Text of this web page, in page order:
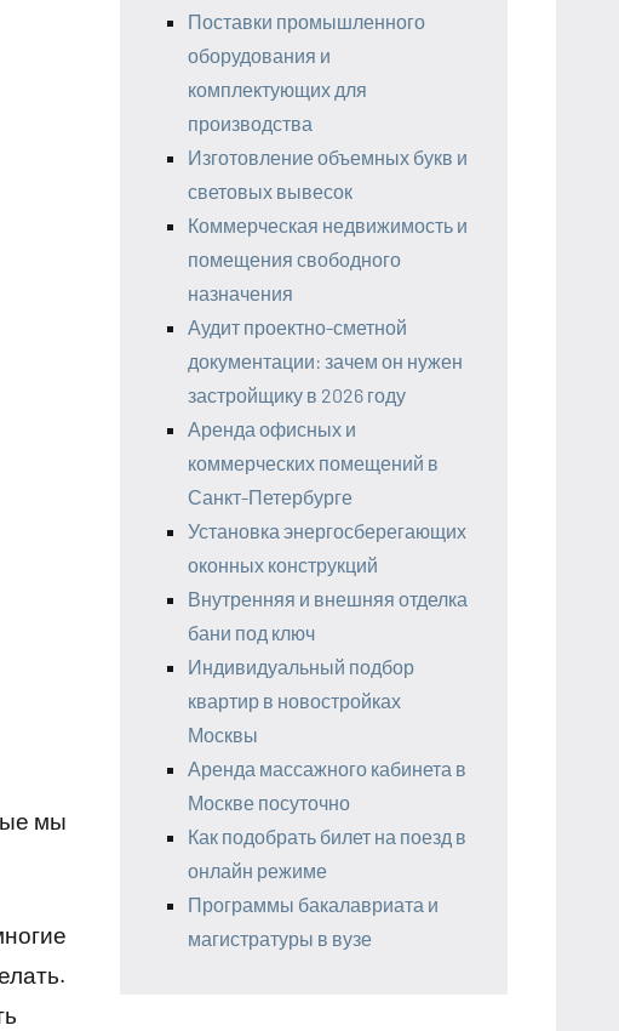
мы
Поставки промышленного
оборудования и
комплектующих для
производства
Изготовление объемных букв и
световых вывесок
Коммерческая недвижимость и
помещения свободного
назначения
Аудит проектно-сметной
документации: зачем он нужен
застройщику в 2026 году
Аренда офисных и
коммерческих помещений в
Санкт-Петербурге
Установка энергосберегающих
оконных конструкций
Внутренняя и внешняя отделка
бани под ключ
Индивидуальный подбор
квартир в новостройках
Москвы
Аренда массажного кабинета в
Москве посуточно
Как подобрать билет на поезд в
онлайн режиме
Программы бакалавриата и
магистратуры в вузе